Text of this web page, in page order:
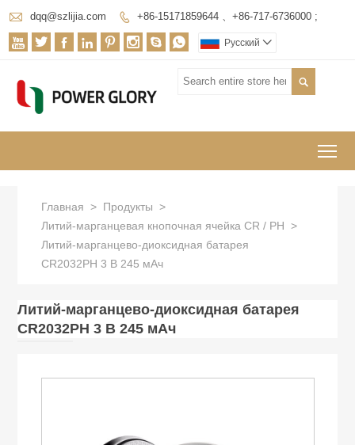
 dqq@szlijia.com  +86-15171859644 、+86-717-6736000 ;
        Pусский 

Главная > Продукты >
Литий-марганцевая кнопочная ячейка CR / РН >
Литий-марганцево-диоксидная батарея
CR2032PH 3 В 245 мАч
Литий-марганцево-диоксидная батарея
CR2032PH 3 В 245 мАч